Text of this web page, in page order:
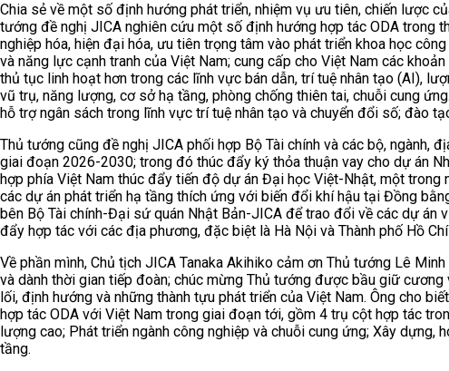
Chia sẻ về một số định hướng phát triển, nhiệm vụ ưu tiên, chiến lược
tướng đề nghị JICA nghiên cứu một số định hướng hợp tác ODA trong
nghiệp hóa, hiện đại hóa, ưu tiên trọng tâm vào phát triển khoa học
và năng lực cạnh tranh của Việt Nam; cung cấp cho Việt Nam các
thủ tục linh hoạt hơn trong các lĩnh vực bán dẫn, trí tuệ nhân tạo (AI),
vũ trụ, năng lượng, cơ sở hạ tầng, phòng chống thiên tai, chuỗi cung
hỗ trợ ngân sách trong lĩnh vực trí tuệ nhân tạo và chuyển đổi số; đào
Thủ tướng cũng đề nghị JICA phối hợp Bộ Tài chính và các bộ, ngành,
giai đoạn 2026-2030; trong đó thúc đẩy ký thỏa thuận vay cho dự án
hợp phía Việt Nam thúc đẩy tiến độ dự án Đại học Việt-Nhật, một trong
các dự án phát triển hạ tầng thích ứng với biến đổi khí hậu tại Đồng
bên Bộ Tài chính-Đại sứ quán Nhật Bản-JICA để trao đổi về các dự án
đẩy hợp tác với các địa phương, đặc biệt là Hà Nội và Thành phố Hồ
Về phần mình, Chủ tịch JICA Tanaka Akihiko cảm ơn Thủ tướng Lê
và dành thời gian tiếp đoàn; chúc mừng Thủ tướng được bầu giữ
lối, định hướng và những thành tựu phát triển của Việt Nam. Ông cho
hợp tác ODA với Việt Nam trong giai đoạn tới, gồm 4 trụ cột hợp tác
lượng cao; Phát triển ngành công nghiệp và chuỗi cung ứng; Xây dựng,
tầng.